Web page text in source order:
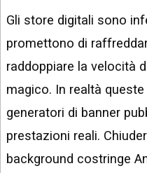
Gli store digitali sono
promettono di
raddoppiare la velocità
magico. In realtà
generatori di banner
prestazioni reali.
background costringe